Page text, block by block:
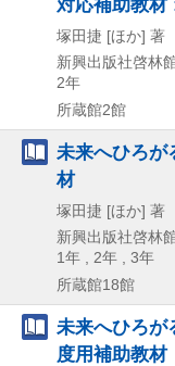
塚田捷 [ほか] 著
新興出版社啓林
2年
所蔵館2館
未来へひろが
材
塚田捷 [ほか] 著
新興出版社啓林
1年 , 2年 , 3年
所蔵館18館
未来へひろが
度用補助教材